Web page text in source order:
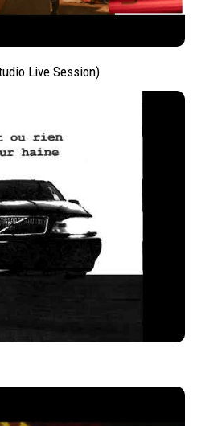
Live Session)